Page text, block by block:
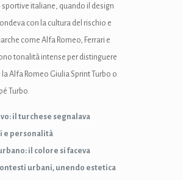
italiane, quando il design
con la cultura del rischio e
come Alfa Romeo, Ferrari e
tonalità intense per distinguere
Alfa Romeo Giulia Sprint Turbo o
Turbo.
il turchese segnalava
e personalità
il colore si faceva
urbani, unendo estetica